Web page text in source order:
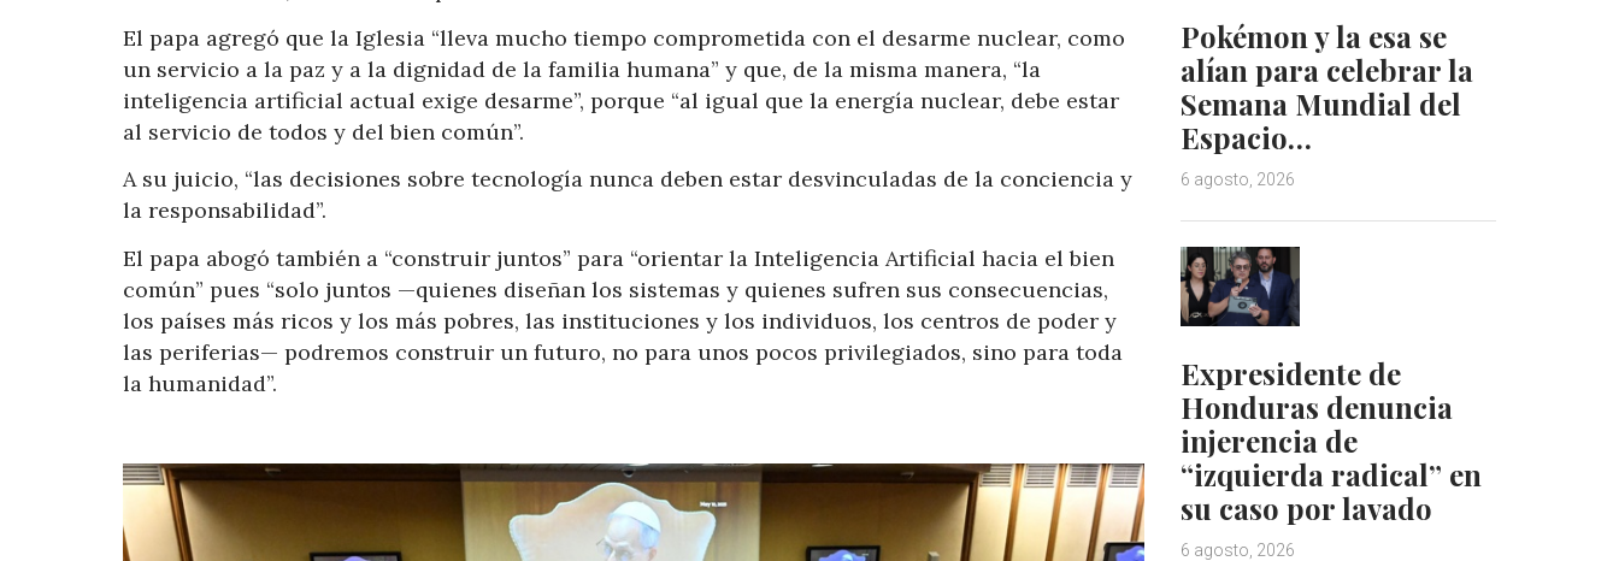
El papa agregó que la Iglesia “lleva mucho tiempo comprometida con el desarme nuclear, como
un servicio a la paz y a la dignidad de la familia humana” y que, de la misma manera, “la
inteligencia artificial actual exige desarme”, porque “al igual que la energía nuclear, debe estar
al servicio de todos y del bien común”.
A su juicio, “las decisiones sobre tecnología nunca deben estar desvinculadas de la conciencia y
la responsabilidad”.
El papa abogó también a “construir juntos” para “orientar la Inteligencia Artificial hacia el bien
común” pues “solo juntos —quienes diseñan los sistemas y quienes sufren sus consecuencias,
los países más ricos y los más pobres, las instituciones y los individuos, los centros de poder y
las periferias— podremos construir un futuro, no para unos pocos privilegiados, sino para toda
la humanidad”.
Pokémon y la esa se
alían para celebrar la
Semana Mundial del
Espacio…
6 agosto, 2026
Expresidente de
Honduras denuncia
injerencia de
“izquierda radical” en
su caso por lavado
6 agosto, 2026